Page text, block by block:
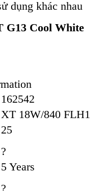
dụng khác nhau
G13 Cool White
162542
XT 18W/840 FLH1
25
?
5 Years
?